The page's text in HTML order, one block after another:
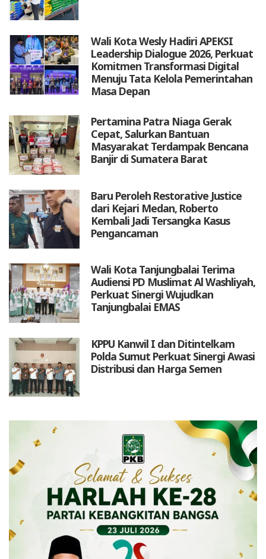
Wali Kota Wesly Hadiri APEKSI
Leadership Dialogue 2026, Perkuat
Komitmen Transformasi Digital
Menuju Tata Kelola Pemerintahan
Masa Depan
Pertamina Patra Niaga Gerak
Cepat, Salurkan Bantuan
Masyarakat Terdampak Bencana
Banjir di Sumatera Barat
Baru Peroleh Restorative Justice
dari Kejari Medan, Roberto
Kembali Jadi Tersangka Kasus
Pengancaman
Wali Kota Tanjungbalai Terima
Audiensi PD Muslimat Al Washliyah,
Perkuat Sinergi Wujudkan
Tanjungbalai EMAS
KPPU Kanwil I dan Ditintelkam
Polda Sumut Perkuat Sinergi Awasi
Distribusi dan Harga Semen